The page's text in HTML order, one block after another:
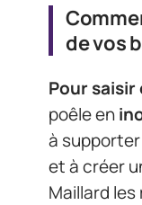
de vos
Pour
poêle en
à
et à créer
Maillard